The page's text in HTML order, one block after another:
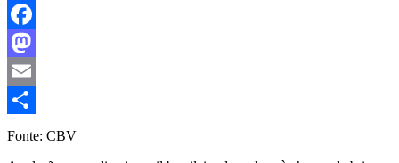
Facebook
Mastodon
Email
Share
Fonte: CBV